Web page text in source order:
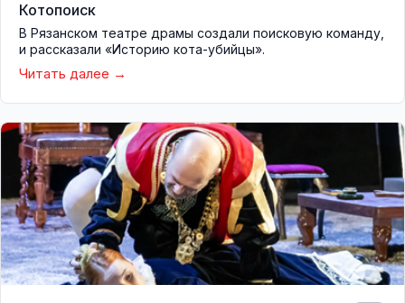
Котопоиск
В Рязанском театре драмы создали поисковую команду,
и рассказали «Историю кота-убийцы».
Читать далее